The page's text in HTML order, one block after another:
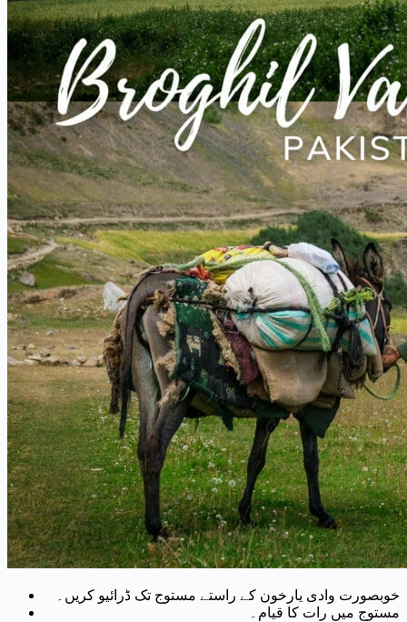
خوبصورت وادی یارخون کے راستے مستوج تک ڈرائیو کریں۔
مستوج میں رات کا قیام۔